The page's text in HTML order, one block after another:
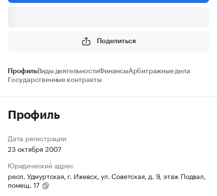
Поделиться
ПрофильВиды деятельностиФинансыАрбитражные дела
Государственные контракты
Профиль
Дата регистрации
23 октября 2007
Юридический адрес
респ. Удмуртская, г. Ижевск, ул. Советская, д. 9, этаж Подвал,
помещ. 17